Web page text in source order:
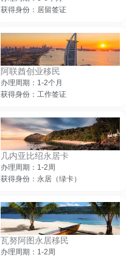
获得身份：居留签证
阿联酋创业移民
办理周期：1-2个月
获得身份：工作签证
几内亚比绍永居卡
办理周期：1-2周
获得身份：永居（绿卡）
瓦努阿图永居移民
办理周期：1-2周